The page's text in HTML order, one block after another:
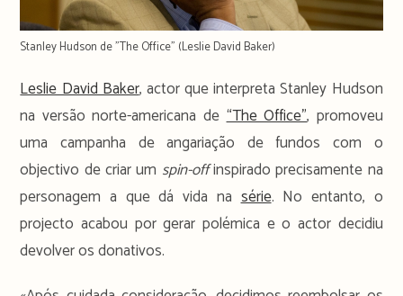
Stanley Hudson de "The Office" (Leslie David Baker)
Leslie David Baker, actor que interpreta Stanley Hudson
na versão norte-americana de“The Office”, promoveu
uma campanha de angariação de fundos com o
objectivo de criar um spin-offinspirado precisamente na
personagem a que dá vida nasérie. No entanto, o
projecto acabou por gerar polémica e o actor decidiu
devolver os donativos.